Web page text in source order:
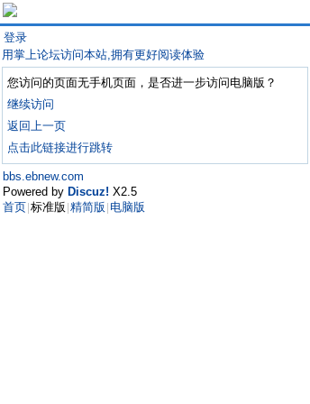
登录
用掌上论坛访问本站,拥有更好阅读体验
您访问的页面无手机页面，是否进一步访问电脑版？
继续访问
返回上一页
点击此链接进行跳转
bbs.ebnew.com
Powered by Discuz! X2.5
首页 标准版 精简版 电脑版